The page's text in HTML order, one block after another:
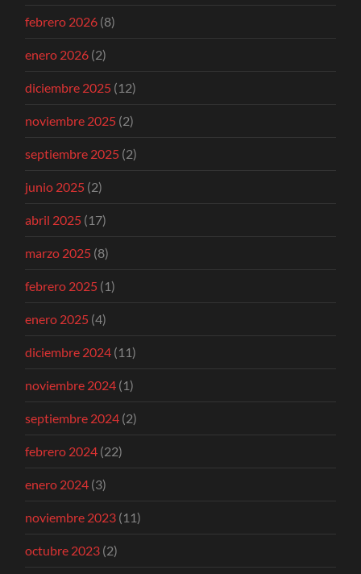
febrero 2026 (8)
enero 2026 (2)
diciembre 2025 (12)
noviembre 2025 (2)
septiembre 2025 (2)
junio 2025 (2)
abril 2025 (17)
marzo 2025 (8)
febrero 2025 (1)
enero 2025 (4)
diciembre 2024 (11)
noviembre 2024 (1)
septiembre 2024 (2)
febrero 2024 (22)
enero 2024 (3)
noviembre 2023 (11)
octubre 2023 (2)